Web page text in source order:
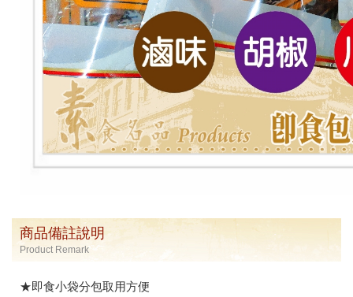
商品備註說明
Product Remark
★即食小袋分包取用方便